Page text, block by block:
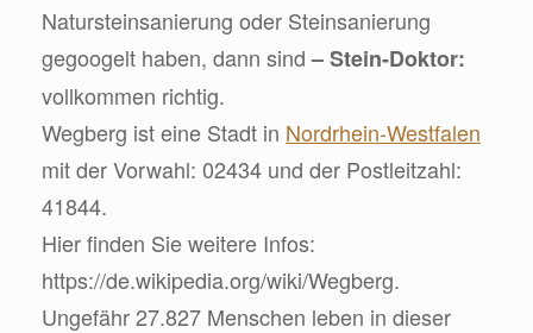
Natursteinsanierung oder Steinsanierung
gegoogelt haben, dann sind– Stein-Doktor:
vollkommen richtig.
Wegberg ist eine Stadt in Nordrhein-Westfalen
mit der Vorwahl: 02434 und der Postleitzahl:
41844.
Hier finden Sie weitere Infos:
https://de.wikipedia.org/wiki/Wegberg.
Ungefähr 27.827 Menschen leben in dieser